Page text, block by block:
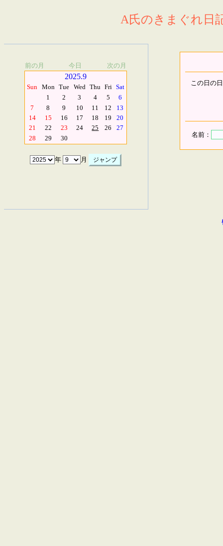
A氏のきまぐれ日
前の月 今日 次の月
2025.9
Sun Mon Tue Wed Thu Fri Sat
1
2 3 4 5
6
7
8 9 10 11 12
13
14
15 16 17 18 19
20
21
22 23 24 25 26
27
28
29 30
年 月
この日の
名前：